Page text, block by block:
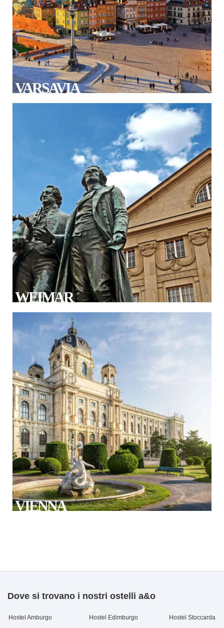
VARSAVIA
WEIMAR
VIENNA
Dove si trovano i nostri ostelli a&o
Hostel Amburgo
Hostel Edimburgo
Hostel Stoccarda